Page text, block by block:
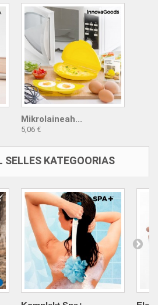
Mikrolaineah...
5,06 €
SELLES KATEGOORIAS